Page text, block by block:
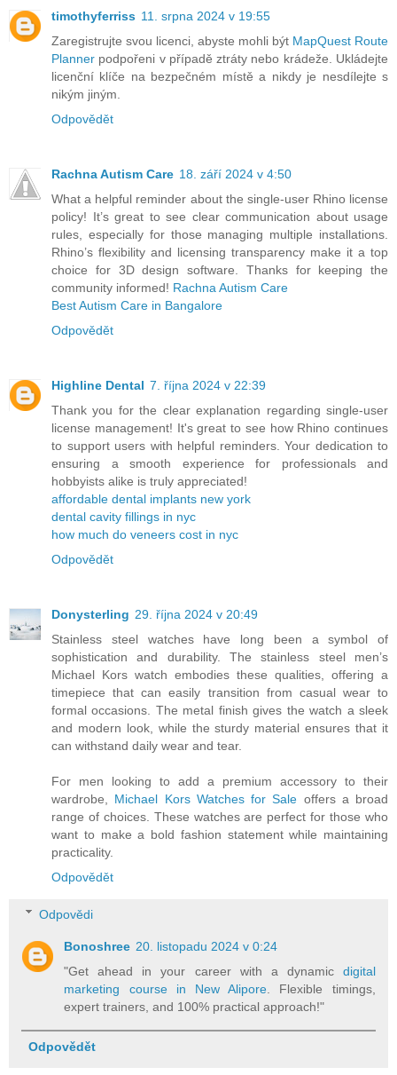
timothyferriss 11. srpna 2024 v 19:55
Zaregistrujte svou licenci, abyste mohli být MapQuest Route
Planner podpořeni v případě ztráty nebo krádeže. Ukládejte
licenční klíče na bezpečném místě a nikdy je nesdílejte s
nikým jiným.
Odpovědět
Rachna Autism Care 18. září 2024 v 4:50
What a helpful reminder about the single-user Rhino license
policy! It’s great to see clear communication about usage
rules, especially for those managing multiple installations.
Rhino’s flexibility and licensing transparency make it a top
choice for 3D design software. Thanks for keeping the
community informed! Rachna Autism Care
Best Autism Care in Bangalore
Odpovědět
Highline Dental 7. října 2024 v 22:39
Thank you for the clear explanation regarding single-user
license management! It's great to see how Rhino continues
to support users with helpful reminders. Your dedication to
ensuring a smooth experience for professionals and
hobbyists alike is truly appreciated!
affordable dental implants new york
dental cavity fillings in nyc
how much do veneers cost in nyc
Odpovědět
Donysterling 29. října 2024 v 20:49
Stainless steel watches have long been a symbol of
sophistication and durability. The stainless steel men’s
Michael Kors watch embodies these qualities, offering a
timepiece that can easily transition from casual wear to
formal occasions. The metal finish gives the watch a sleek
and modern look, while the sturdy material ensures that it
can withstand daily wear and tear.
For men looking to add a premium accessory to their
wardrobe, Michael Kors Watches for Sale offers a broad
range of choices. These watches are perfect for those who
want to make a bold fashion statement while maintaining
practicality.
Odpovědět
Odpovědi
Bonoshree 20. listopadu 2024 v 0:24
"Get ahead in your career with a dynamic digital
marketing course in New Alipore . Flexible timings,
expert trainers, and 100% practical approach!"
Odpovědět